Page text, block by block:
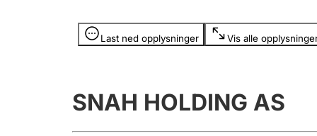
Last ned opplysninger Vis alle
Opplysninger er skjult
SNAH HOLDING AS